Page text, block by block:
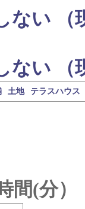
ない （
ない （
土地 テラスハウス
間(分）